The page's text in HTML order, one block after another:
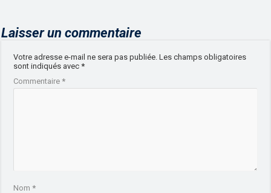
Laisser un commentaire
Votre adresse e-mail ne sera pas publiée. Les champs obligatoires
sont indiqués avec*
Commentaire*
Nom*